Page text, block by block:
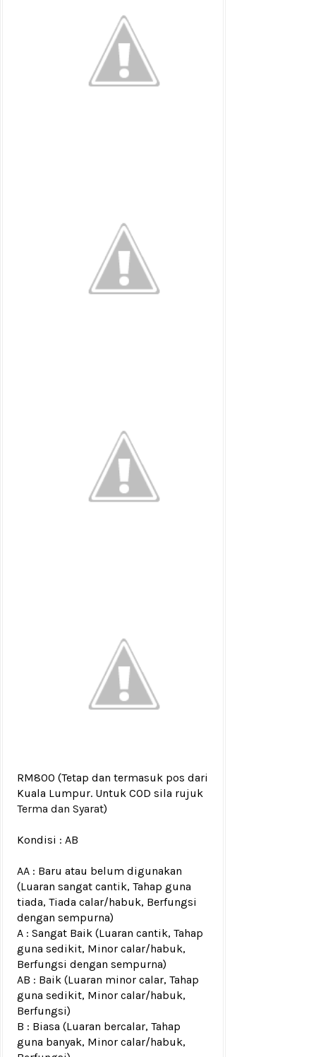
RM800 (Tetap dan termasuk pos dari
Kuala Lumpur. Untuk COD sila rujuk
Terma dan Syarat)
Kondisi : AB
AA : Baru atau belum digunakan
(Luaran sangat cantik, Tahap guna
tiada, Tiada calar/habuk, Berfungsi
dengan sempurna)
A : Sangat Baik (Luaran cantik, Tahap
guna sedikit, Minor calar/habuk,
Berfungsi dengan sempurna)
AB : Baik (Luaran minor calar, Tahap
guna sedikit, Minor calar/habuk,
Berfungsi)
B : Biasa (Luaran bercalar, Tahap
guna banyak, Minor calar/habuk,